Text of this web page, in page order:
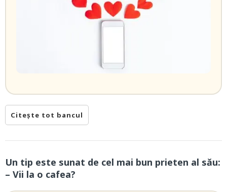
Citește tot bancul
Un tip este sunat de cel mai bun prieten al său:
– Vii la o cafea?